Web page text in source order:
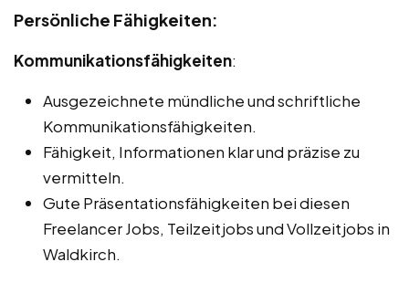
Persönliche Fähigkeiten:
Kommunikationsfähigkeiten:
Ausgezeichnete mündliche und schriftliche
Kommunikationsfähigkeiten.
Fähigkeit, Informationen klar und präzise zu
vermitteln.
Gute Präsentationsfähigkeiten bei diesen
Freelancer Jobs, Teilzeitjobs und Vollzeitjobs in
Waldkirch.